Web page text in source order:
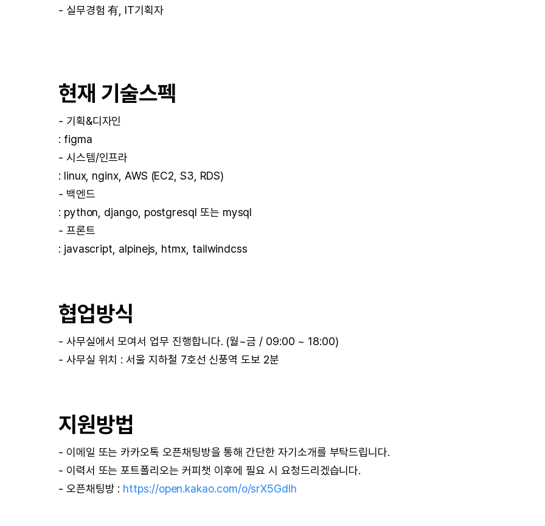
- 실무경험 有, IT기획자
현재 기술스펙
- 기획&디자인
: figma
- 시스템/인프라
: linux, nginx, AWS (EC2, S3, RDS)
- 백엔드
: python, django, postgresql 또는 mysql
- 프론트
: javascript, alpinejs, htmx, tailwindcss
협업방식
- 사무실에서 모여서 업무 진행합니다. (월~금 / 09:00 ~ 18:00)
- 사무실 위치 : 서울 지하철 7호선 신풍역 도보 2분
지원방법
- 이메일 또는 카카오톡 오픈채팅방을 통해 간단한 자기소개를 부탁드립니다.
- 이력서 또는 포트폴리오는 커피챗 이후에 필요 시 요청드리겠습니다.
- 오픈채팅방 : https://open.kakao.com/o/srX5Gdlh